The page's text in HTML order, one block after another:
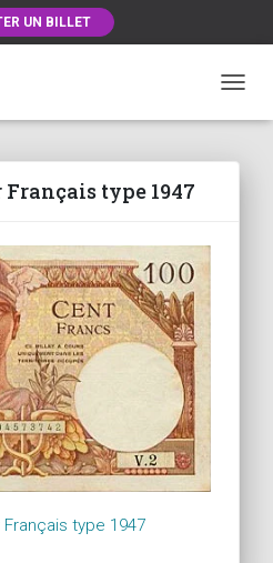
UN BILLET
Français type 1947
type 1947